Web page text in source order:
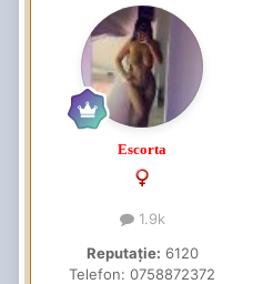
Escorta
1.9k
Reputație: 6120
Telefon: 0758872372